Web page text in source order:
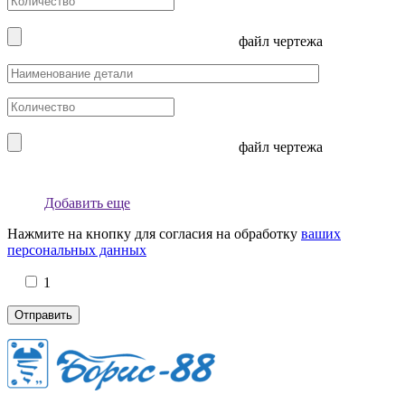
файл чертежа
файл чертежа
Добавить еще
Нажмите на кнопку для согласия на обработку ваших
персональных данных
1